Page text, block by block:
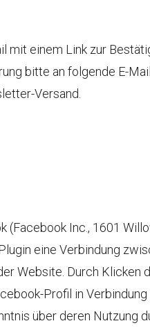
einem Link zur
bitte an folgende E-
Versand.
Inc., 1601
eine Verbindung
Website. Durch Klicken
Profil in
über deren Nutzung